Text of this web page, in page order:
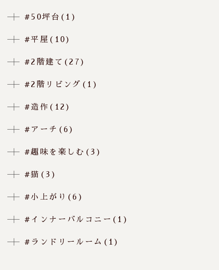
#50坪台(1)
#平屋(10)
#2階建て(27)
#2階リビング(1)
#造作(12)
#アーチ(6)
#趣味を楽しむ(3)
#猫(3)
#小上がり(6)
#インナーバルコニー(1)
#ランドリールーム(1)